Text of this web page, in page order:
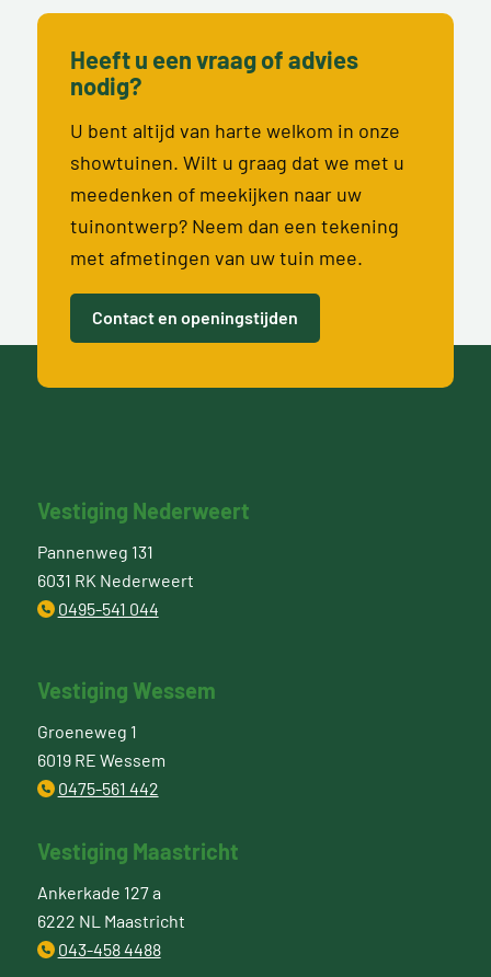
Heeft u een vraag of advies
nodig?
U bent altijd van harte welkom in onze
showtuinen. Wilt u graag dat we met u
meedenken of meekijken naar uw
tuinontwerp? Neem dan een tekening
met afmetingen van uw tuin mee.
Contact en openingstijden
Vestiging Nederweert
Pannenweg 131
6031 RK Nederweert
0495-541 044
Vestiging Wessem
Groeneweg 1
6019 RE Wessem
0475-561 442
Vestiging Maastricht
Ankerkade 127 a
6222 NL Maastricht
043-458 4488